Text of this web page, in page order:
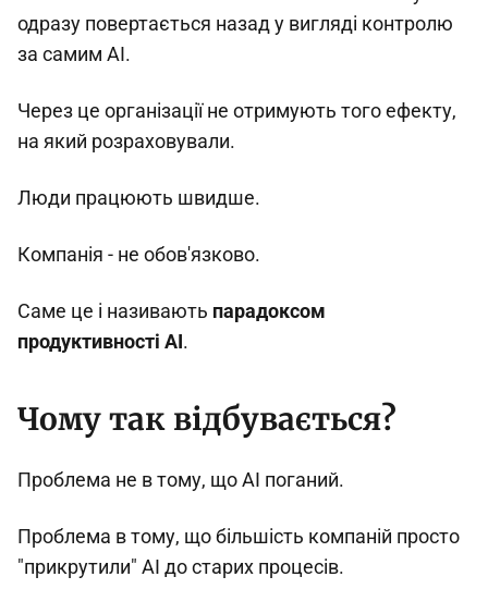
одразу повертається назад у вигляді контролю
за самим AI.
Через це організації не отримують того ефекту,
на який розраховували.
Люди працюють швидше.
Компанія - не обов'язково.
Саме це і називають парадоксом
продуктивності AI.
Чому так відбувається?
Проблема не в тому, що AI поганий.
Проблема в тому, що більшість компаній просто
"прикрутили" AI до старих процесів.